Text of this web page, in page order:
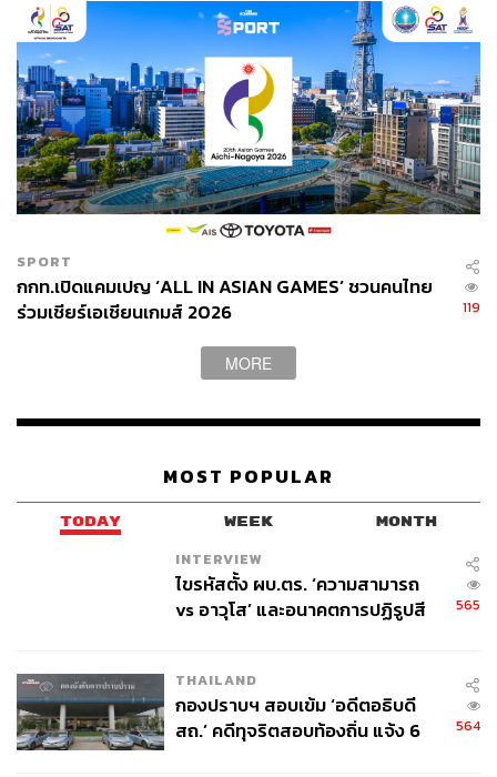
SPORT
กกท.เปิดแคมเปญ ‘ALL IN ASIAN GAMES’ ชวนคนไทย
ร่วมเชียร์เอเชียนเกมส์ 2026
119
MORE
MOST POPULAR
TODAY WEEK MONTH
INTERVIEW
ไขรหัสตั้ง ผบ.ตร. ‘ความสามารถ
vs อาวุโส’ และอนาคตการปฏิรูปสี
565
THAILAND
กองปราบฯ สอบเข้ม ‘อดีตอธิบดี
สถ.’ คดีทุจริตสอบท้องถิ่น แจ้ง 6
564